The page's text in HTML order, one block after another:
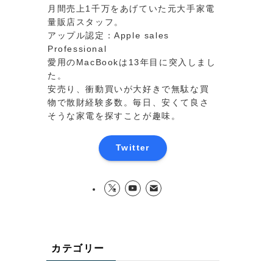
月間売上1千万をあげていた元大手家電
量販店スタッフ。
アップル認定：Apple sales
Professional
愛用のMacBookは13年目に突入しまし
た。
安売り、衝動買いが大好きで無駄な買
物で散財経験多数。毎日、安くて良さ
そうな家電を探すことが趣味。
Twitter
カテゴリー